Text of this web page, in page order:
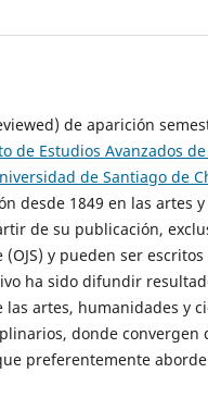
de aparición
de Estudios Avanzados
de Santiago de
desde 1849 en las artes
de su publicación,
y pueden ser
ha sido difundir
artes, humanidades y
donde convergen
preferentemente